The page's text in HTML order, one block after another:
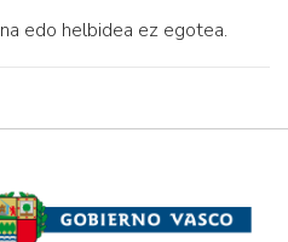
edo helbidea ez egotea.